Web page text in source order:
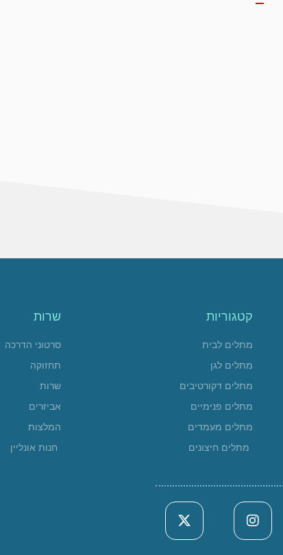
קטגוריות
מתלים לבית
מתלים לגן
מתלים דקורטיבים
מתלים פנימיים
מתלים מעמדים
מתלים חיצונים
שרות
סרטוני הדרכה
תחזוקה
שרות
אביזרים
המלצות
חנות אונליין